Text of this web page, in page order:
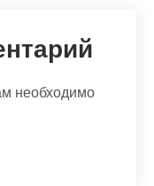
необходимо